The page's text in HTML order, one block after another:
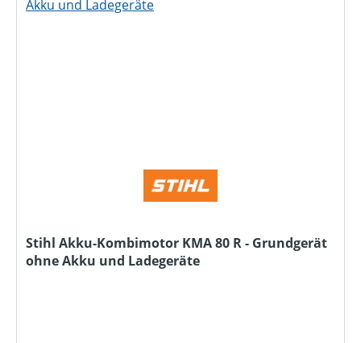
Stihl Akku-Kombimotor KMA 80 R - Grundgerät
ohne Akku und Ladegeräte